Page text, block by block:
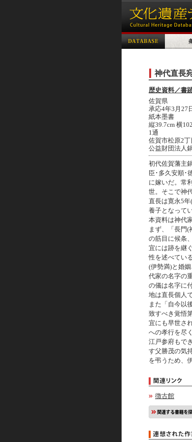
神代直長
歴史資料／書
佐賀県
承応4年3月27
紙本墨書
縦39.7cm 横
1通
佐賀市松原2丁
公益財団法人
初代佐賀藩主
臣･多久安順･
に嫁いだ。常
世。そこで神
直長は寛永5
養子となってい
本資料は神代
まず、「長門(
の筋目に候条
宜には跡を継
性を述べてい
(伊勢満)と婚
代家の名字の
の儀は名字に
地は直長個人
また「自今以
致すべき覚悟
宜にも早世さ
への孝行を尽
江戸参府もで
す父勝茂の気
を弔うため、
徴古館